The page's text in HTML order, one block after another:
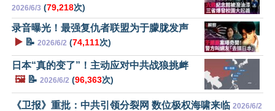
2026/6/3 (79,218次)
录音曝光！最强复仇者联盟为于朦胧发声
▶️ 📝 2026/6/2 (74,111次)
日本“真的变了”！主动应对中共战狼挑衅
🖼️📝 2026/6/2 (96,363次)
《卫报》重批：中共引领分裂网 数位极权海啸来临 2026/6/2